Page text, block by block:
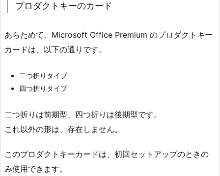
プロダクトキーのカード
あらためて、Microsoft Office Premium のプロダクトキー
カードは、以下の通りです。
二つ折りタイプ
四つ折りタイプ
二つ折りは前期型、四つ折りは後期型です。
これ以外の形は、存在しません。
このプロダクトキーカードは、初回セットアップのときの
み使用できます。